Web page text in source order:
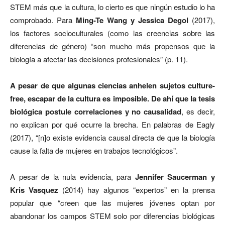
STEM más que la cultura, lo cierto es que ningún estudio lo ha
comprobado. Para Ming-Te Wang y Jessica Degol (2017),
los factores socioculturales (como las creencias sobre las
diferencias de género) “son mucho más propensos que la
biología a afectar las decisiones profesionales” (p. 11).
A pesar de que algunas ciencias anhelen sujetos culture-
free, escapar de la cultura es imposible. De ahí que la tesis
biológica postule correlaciones y no causalidad, es decir,
no explican por qué ocurre la brecha. En palabras de Eagly
(2017), “[n]o existe evidencia causal directa de que la biología
cause la falta de mujeres en trabajos tecnológicos”.
A pesar de la nula evidencia, para Jennifer Saucerman y
Kris Vasquez (2014) hay algunos “expertos” en la prensa
popular que “creen que las mujeres jóvenes optan por
abandonar los campos STEM solo por diferencias biológicas